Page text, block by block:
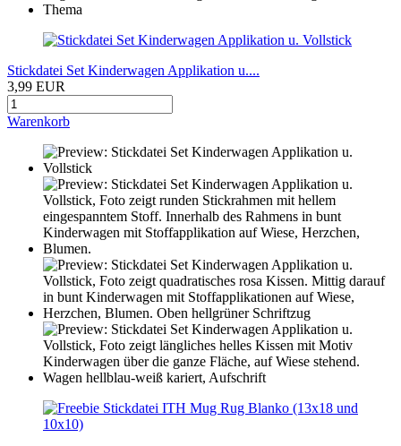
Stickdatei Set Kinderwagen Applikation u....
3,99 EUR
Warenkorb